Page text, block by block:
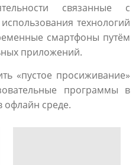
связанные с
технологий
смартфоны путём
приложений.
«пустое просиживание»
программы в
среде.